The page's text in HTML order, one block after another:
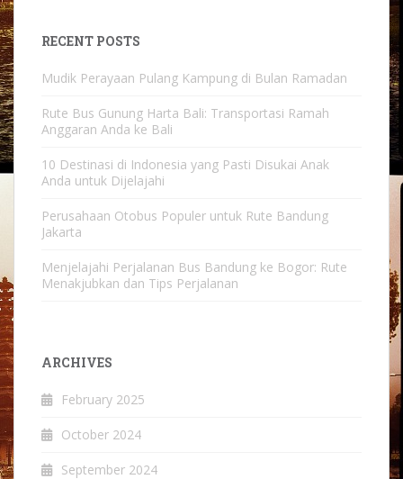
RECENT POSTS
Mudik Perayaan Pulang Kampung di Bulan Ramadan
Rute Bus Gunung Harta Bali: Transportasi Ramah
Anggaran Anda ke Bali
10 Destinasi di Indonesia yang Pasti Disukai Anak
Anda untuk Dijelajahi
Perusahaan Otobus Populer untuk Rute Bandung
Jakarta
Menjelajahi Perjalanan Bus Bandung ke Bogor: Rute
Menakjubkan dan Tips Perjalanan
ARCHIVES
February 2025
October 2024
September 2024